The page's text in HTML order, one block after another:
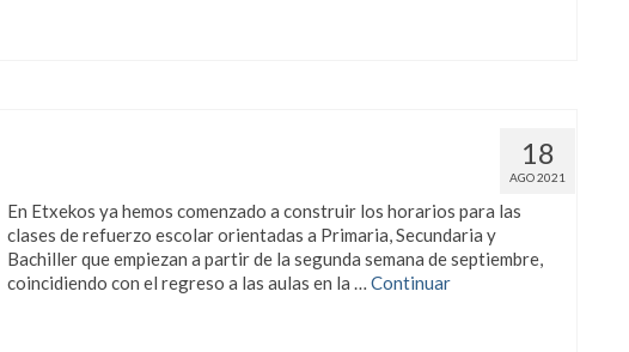
18
AGO 2021
En Etxekos ya hemos comenzado a construir los horarios para las
clases de refuerzo escolar orientadas a Primaria, Secundaria y
Bachiller que empiezan a partir de la segunda semana de septiembre,
coincidiendo con el regreso a las aulas en la … Continuar